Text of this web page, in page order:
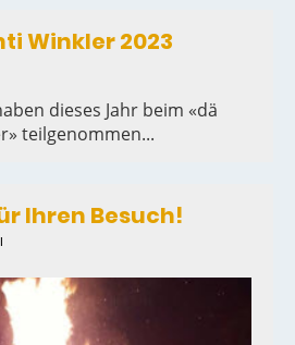
Winkler 2023
dieses Jahr beim «dä
teilgenommen...
Ihren Besuch!